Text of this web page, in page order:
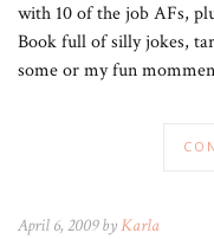
with 10 of the job AFs,
Book full of silly jokes,
some or my fun
April 6, 2009 byKarla